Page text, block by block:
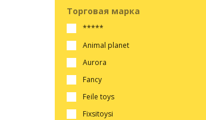
Торговая марка
*****
animal planet
aurora
fancy
feile toys
fixsitoysi